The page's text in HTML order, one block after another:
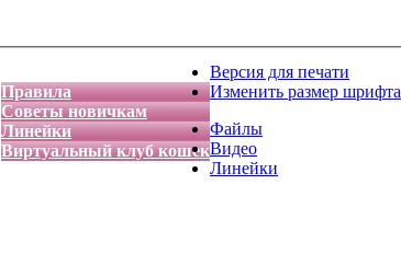
Правила
Советы новичкам
Линейки
Виртуальный клуб кошек
Версия для печати
Изменить размер шрифта
Файлы
Видео
Линейки